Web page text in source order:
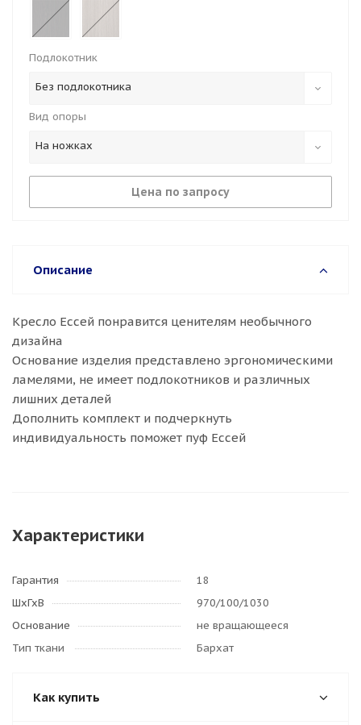
Подлокотник
Без подлокотника
Вид опоры
На ножках
Цена по запросу
Описание
Кресло Ессей понравится ценителям необычного
дизайна
Основание изделия представлено эргономическими
ламелями, не имеет подлокотников и различных
лишних деталей
Дополнить комплект и подчеркнуть
индивидуальность поможет пуф Ессей
Характеристики
Гарантия
18
ШхГхВ
970/100/1030
Основание
не вращающееся
Тип ткани
Бархат
Как купить